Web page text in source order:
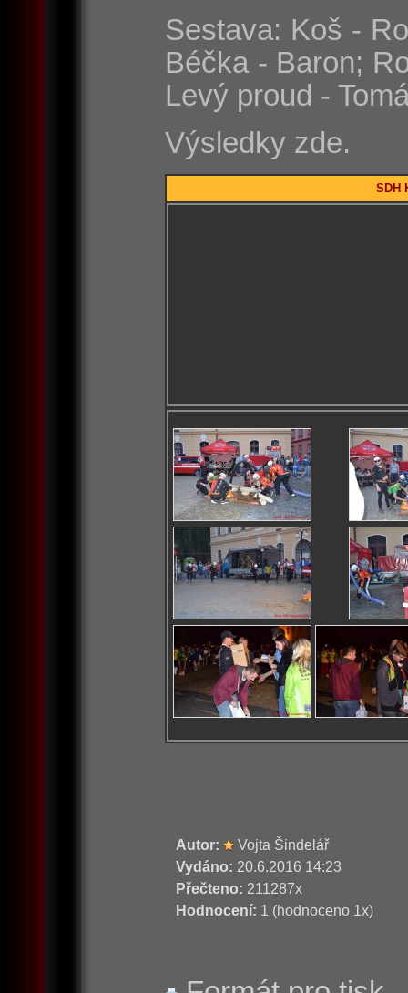
Sestava: Koš -
Béčka - Baron;
Levý proud -
Výsledky zde.
SDH
Autor:
Vojta Šindelář
Vydáno: 20.6.2016 14:23
Přečteno: 211287x
Hodnocení: 1 (hodnoceno 1x)